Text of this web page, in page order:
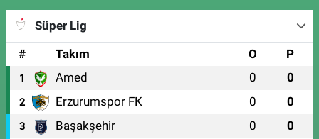
Süper Lig
#
Takım O P
1 Amed 0 0
2 Erzurumspor FK 0 0
3 Başakşehir 0 0